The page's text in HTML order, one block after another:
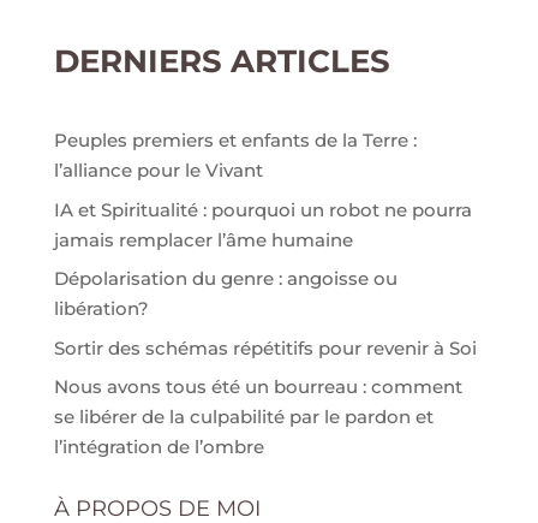
DERNIERS ARTICLES
Peuples premiers et enfants de la Terre :
l’alliance pour le Vivant
IA et Spiritualité : pourquoi un robot ne pourra
jamais remplacer l’âme humaine
Dépolarisation du genre : angoisse ou
libération?
Sortir des schémas répétitifs pour revenir à Soi
Nous avons tous été un bourreau : comment
se libérer de la culpabilité par le pardon et
l’intégration de l’ombre
À PROPOS DE MOI